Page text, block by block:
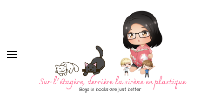
Sur l'étagère, derrière la
sirène en plastique